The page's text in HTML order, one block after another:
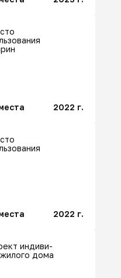
2022 г.
2022 г.
индиви-
дома